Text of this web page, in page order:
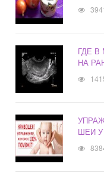
ГДЕ
НА
ШЕИ У